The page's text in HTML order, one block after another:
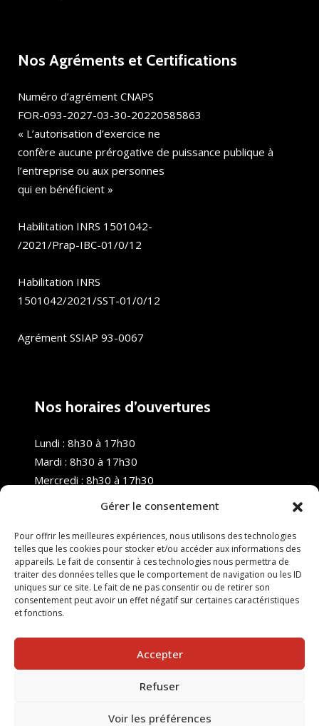
Gérer le consentement
Pour offrir les meilleures expériences, nous utilisons des technologies
telles que les cookies pour stocker et/ou accéder aux informations des
appareils. Le fait de consentir à ces technologies nous permettra de
traiter des données telles que le comportement de navigation ou les ID
uniques sur ce site. Le fait de ne pas consentir ou de retirer son
consentement peut avoir un effet négatif sur certaines caractéristiques
et fonctions.
Accepter
Refuser
Voir les préférences
Nos Agréments et Certifications
Numéro d’agrément CNAPS
FOR-093-2027-03-30-20220585863
« L’autorisation d’exercice ne
confère aucune prérogative de puissance publique à
l’entreprise ou aux personnes
qui en bénéficient »
Habilitation INRS 1501042-
/2021/Prap-IBC-01/0/12
Habilitation INRS
1501042/2021/SST-01/0/12
Agrément SSIAP 93-0067
Nos horaires d’ouvertures
Lundi : 8h30 à 17h30
Mardi : 8h30 à 17h30
Mercredi : 8h30 à 17h30
Samedi : Fermé
Dimanche : Fermé
© 2025 Nouvel R Formation - TOUS DROITS RÉSERVÉS -
SITE RÉALISÉ PAR :INGÉNIERIE TECH